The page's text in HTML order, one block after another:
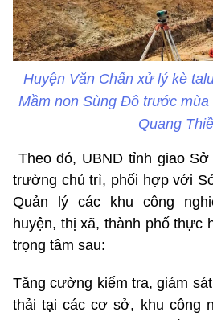
Huyện Văn Chấn xử lý kè
Mầm non Sùng Đô trước mùa
Quang
Theo đó, UBND tỉnh giao
trường chủ trì, phối hợp với
Quản lý các khu công
huyện, thị xã, thành phố thực
trọng tâm sau:
Tăng cường kiểm tra, giám
thải tại các cơ sở, khu công